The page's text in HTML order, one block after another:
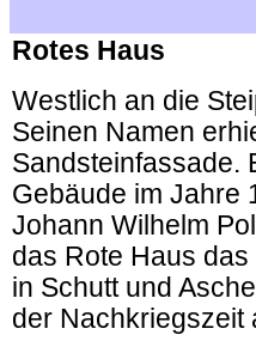
Rotes Haus
Westlich an die
Seinen Namen
Sandsteinfassade.
Gebäude im Jahre
Johann Wilhelm
das Rote Haus
in Schutt und
der Nachkriegszeit